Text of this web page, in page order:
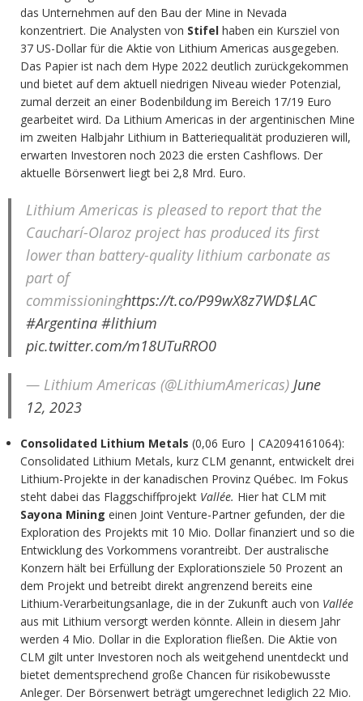
das Unternehmen auf den Bau der Mine in Nevada
konzentriert. Die Analysten von Stifel haben ein Kursziel von
37 US-Dollar für die Aktie von Lithium Americas ausgegeben.
Das Papier ist nach dem Hype 2022 deutlich zurückgekommen
und bietet auf dem aktuell niedrigen Niveau wieder Potenzial,
zumal derzeit an einer Bodenbildung im Bereich 17/19 Euro
gearbeitet wird. Da Lithium Americas in der argentinischen Mine
im zweiten Halbjahr Lithium in Batteriequalität produzieren will,
erwarten Investoren noch 2023 die ersten Cashflows. Der
aktuelle Börsenwert liegt bei 2,8 Mrd. Euro.
Lithium Americas is pleased to report that the
Caucharí-Olaroz project has produced its first
lower than battery-quality lithium carbonate as
part of
commissioninghttps://t.co/P99wX8z7WD$LAC
#Argentina #lithium
pic.twitter.com/m18UTuRRO0
— Lithium Americas (@LithiumAmericas) June
12, 2023
Consolidated Lithium Metals (0,06 Euro | CA2094161064):
Consolidated Lithium Metals, kurz CLM genannt, entwickelt drei
Lithium-Projekte in der kanadischen Provinz Québec. Im Fokus
steht dabei das Flaggschiffprojekt Vallée. Hier hat CLM mit
Sayona Mining einen Joint Venture-Partner gefunden, der die
Exploration des Projekts mit 10 Mio. Dollar finanziert und so die
Entwicklung des Vorkommens vorantreibt. Der australische
Konzern hält bei Erfüllung der Explorationsziele 50 Prozent an
dem Projekt und betreibt direkt angrenzend bereits eine
Lithium-Verarbeitungsanlage, die in der Zukunft auch von Vallée
aus mit Lithium versorgt werden könnte. Allein in diesem Jahr
werden 4 Mio. Dollar in die Exploration fließen. Die Aktie von
CLM gilt unter Investoren noch als weitgehend unentdeckt und
bietet dementsprechend große Chancen für risikobewusste
Anleger. Der Börsenwert beträgt umgerechnet lediglich 22 Mio.